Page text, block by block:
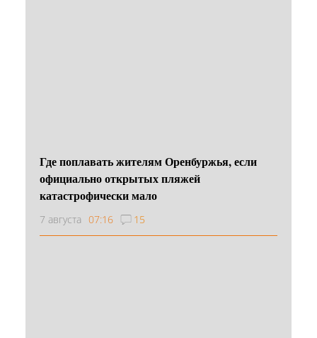
Где поплавать жителям Оренбуржья, если
официально открытых пляжей
катастрофически мало
7 августа 07:16 15